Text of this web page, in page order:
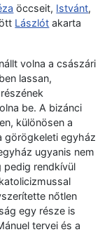
öccseit, Istvánt,
Lászlót akarta
volna a császári
lassan,
be. A bizánci
különösen a
görögkeleti egyház
ugyanis nem
pedig rendkívül
nőtlen
egy része is
tervei és a